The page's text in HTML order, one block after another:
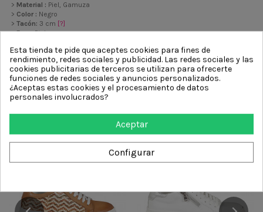
> Material : Piel, Gamuza
> Color : Negro
> Tacón: 3 cm [?]
>ForroPiel
>Decoración :Cordones
Otros productos de la misma
categoría
-43,00 € -48,00 €
Esta tienda te pide que aceptes cookies para fines de
rendimiento, redes sociales y publicidad. Las redes sociales y las
cookies publicitarias de terceros se utilizan para ofrecerte
funciones de redes sociales y anuncios personalizados.
¿Aceptas estas cookies y el procesamiento de datos
personales involucrados?
Aceptar
Configurar